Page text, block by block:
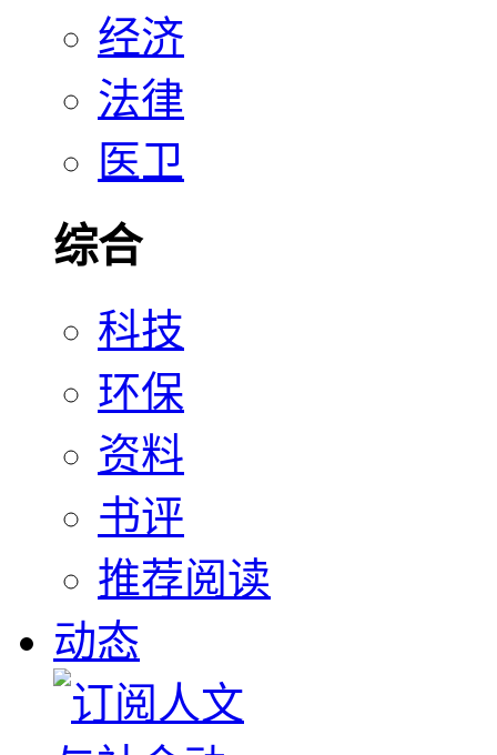
经济
法律
医卫
综合
科技
环保
资料
书评
推荐阅读
动态